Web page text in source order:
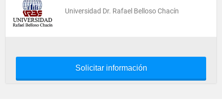
Universidad Dr. Rafael Belloso Chacín
Solicitar información